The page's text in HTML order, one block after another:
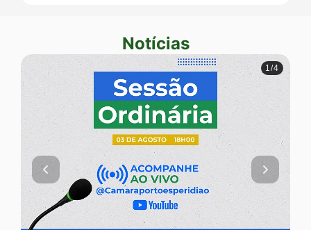
o
rodapé
[alt+4]
Notícias
1/4
Anterior